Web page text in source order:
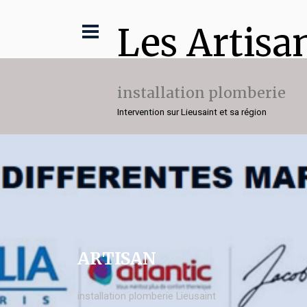
Les
installation plomberie
Intervention sur Lieusaint et sa région
ARTISAN
installation plomberie Lieusaint